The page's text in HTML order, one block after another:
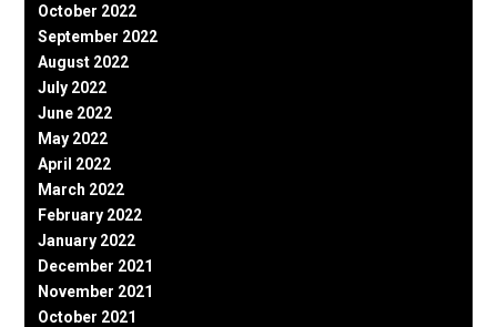
October 2022
September 2022
August 2022
July 2022
June 2022
May 2022
April 2022
March 2022
February 2022
January 2022
December 2021
November 2021
October 2021